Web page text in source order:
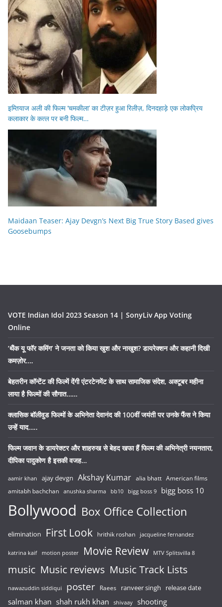
इम्तियाज अली की फिल्म ‘चमकीला’ का टीज़र हुआ रिलीज़, दिनदहाड़े एक लोकप्रिय
कलाकार के कत्ल पर बनी फिल्म…
Maidaan Teaser: Ajay Devgn’s Next Big True Story Based gives
Goosebumps
VOTE Indian Idol 2023 Season 14 | SonyLiv App Voting
Online
‘थैंक यू फॉर कमिंग’ ने जनता को किया खुश और नाखुश? डायरेक्शन और कहानी दिखी
कमज़ोर….
बेहतरीन कॉन्टेंट की फिल्में देंगी एंटरटेनमेंट के साथ सामाजिक संदेश, अक्टूबर महीना
लाया है फिल्मों की सौगात……
क्लासिक बॉलीवुड फिल्मों के अभिनेता देवानंद की 100वीं जयंती पर उनके फैंस ने किया
उन्हें याद…..
फिल्म जवान के डायरेक्टर और शाहरुख से बेहद खफा हैं फिल्म की अभिनेत्री नयनतारा,
दीपिका पादुकोण है इसकी वजह…
aamir khan ajay devgn Akshay Kumar alia bhatt American films
amitabh bachchan anushka sharma bb10 bigg boss 9 bigg boss 10
Bollywood Box Office Collection
elimination First Look hrithik roshan jacqueline fernandez
katrina kaif motion poster Movie Review MTV Splitsvilla 8
music Music reviews Music Track Lists
nawazuddin siddiqui poster Raees ranveer singh release date
salman khan shah rukh khan shivaay shooting